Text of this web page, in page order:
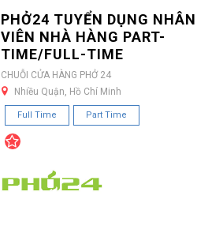
PHỞ24 TUYỂN DỤNG NHÂN
VIÊN NHÀ HÀNG PART-
TIME/FULL-TIME
CHUỖI CỬA HÀNG PHỞ 24
Nhiều Quận, Hồ Chí Minh
Full Time Part Time